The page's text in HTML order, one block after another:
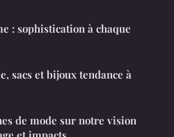
: sophistication à chaque
sacs et bijoux tendance à
de mode sur notre vision